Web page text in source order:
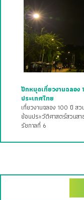
ปักหมุดเที่ยวงานฉลอ
ประเทศไทย
เที่ยวงานฉลอง 100 ปี ส
ย้อนประวัติศาสตร์สวนส
รัชกาลที่ 6